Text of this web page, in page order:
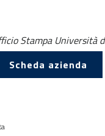
Stampa Università
Scheda azienda